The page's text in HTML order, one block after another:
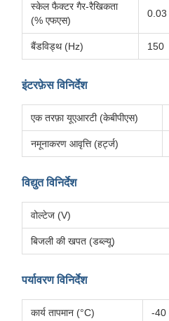
स्केल फैक्टर गैर-रैखिकता
(% एफएस)
0.03
बैंडविड्थ (Hz) 150
इंटरफ़ेस विनिर्देश
एक तरफ़ा यूएआरटी (केबीपीएस)
नमूनाकरण आवृत्ति (हर्ट्ज)
विद्युत विनिर्देश
वोल्टेज (V)
बिजली की खपत (डब्ल्यू)
पर्यावरण विनिर्देश
कार्य तापमान (°C) -40